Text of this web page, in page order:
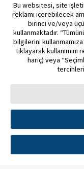
Gizlilik Politikası
Sensör muhafazası,
herhangi bir Abbott ticari
Laboratuarlarının önceden
hizmetlerini tanımlamak
alan bilgiler, Türkiye’de
tasarlanmıştır. Ürün
Bu websitesi, site
reklamı içerebilecek
birinci ve/veya
kullanmaktadır.
bilgilerini
tıklayarak
hariç) veya